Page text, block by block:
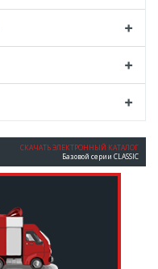
СКАЧАТЬ ЭЛЕКТРОННЫЙ КАТАЛОГ
Базовой серии CLASSIC